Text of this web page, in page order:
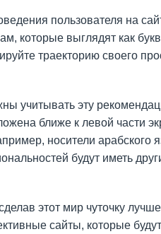
пользователя на
которые выглядят как
траекторию своего
учитывать эту
ближе к левой части
носители арабского
будут иметь
этот мир чуточку лучше
сайты, которые